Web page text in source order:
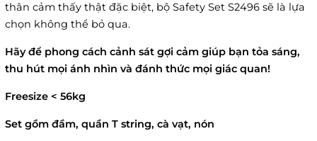
thân cảm thấy thật đặc biệt, bộ Safety Set S2496 sẽ là lựa
chọn không thể bỏ qua.
Hãy để phong cách cảnh sát gợi cảm giúp bạn tỏa sáng,
thu hút mọi ánh nhìn và đánh thức mọi giác quan!
Freesize < 56kg
Set gồm đầm, quần T string, cà vạt, nón